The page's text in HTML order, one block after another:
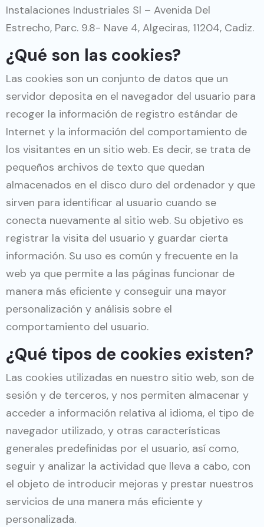
Instalaciones Industriales Sl – Avenida Del
Estrecho, Parc. 9.8- Nave 4, Algeciras, 11204, Cadiz.
¿Qué son las cookies?
Las cookies son un conjunto de datos que un
servidor deposita en el navegador del usuario para
recoger la información de registro estándar de
Internet y la información del comportamiento de
los visitantes en un sitio web. Es decir, se trata de
pequeños archivos de texto que quedan
almacenados en el disco duro del ordenador y que
sirven para identificar al usuario cuando se
conecta nuevamente al sitio web. Su objetivo es
registrar la visita del usuario y guardar cierta
información. Su uso es común y frecuente en la
web ya que permite a las páginas funcionar de
manera más eficiente y conseguir una mayor
personalización y análisis sobre el
comportamiento del usuario.
¿Qué tipos de cookies existen?
Las cookies utilizadas en nuestro sitio web, son de
sesión y de terceros, y nos permiten almacenar y
acceder a información relativa al idioma, el tipo de
navegador utilizado, y otras características
generales predefinidas por el usuario, así como,
seguir y analizar la actividad que lleva a cabo, con
el objeto de introducir mejoras y prestar nuestros
servicios de una manera más eficiente y
personalizada.